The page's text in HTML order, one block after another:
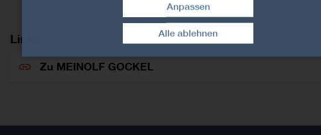
Links
Zu MEINOLF GOCKEL
Alle ablehnen
Zustimmung widerrufen
Anpassen